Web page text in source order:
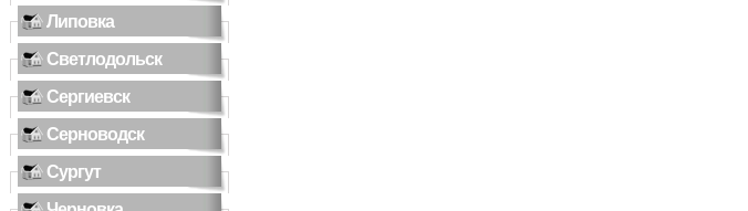
Липовка
Светлодольск
Сергиевск
Серноводск
Сургут